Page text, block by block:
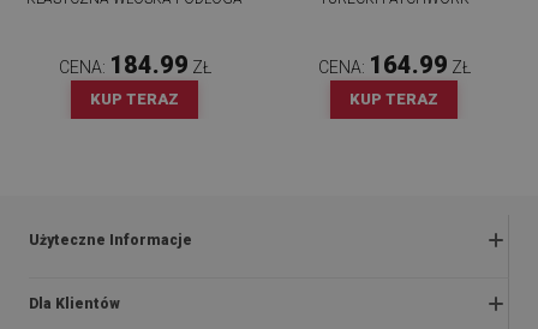
CENA: 184.99 ZŁ
KUP TERAZ
CENA: 164.99 ZŁ
KUP TERAZ
Użyteczne Informacje
Zwroty i reklamacje
Dla Klientów